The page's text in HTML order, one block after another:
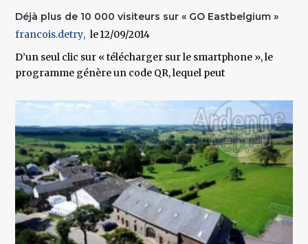
Déjà plus de 10 000 visiteurs sur « GO Eastbelgium »
francois.detry
12/09/2014
D’un seul clic sur « télécharger sur le smartphone », le
programme génère un code QR, lequel peut